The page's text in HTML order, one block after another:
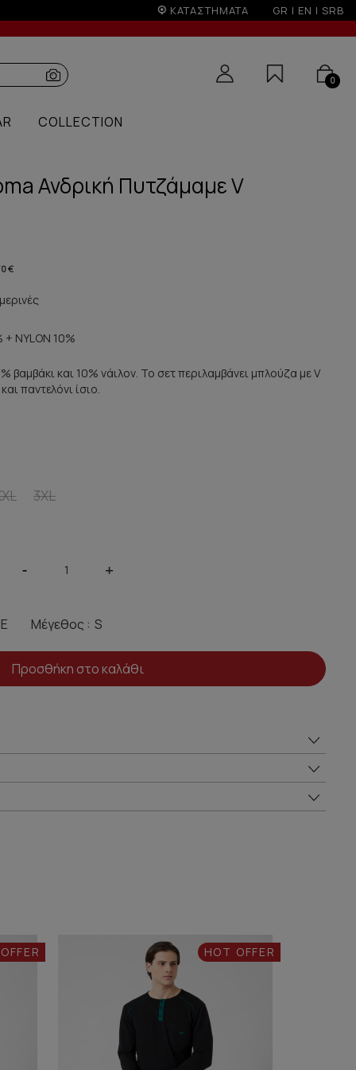
ΚΑΤΑΣΤΗΜΑΤΑ GR | EN | SRB
0
COLLECTION
Ανδρική Πυτζάμαμε V
€
+ NYLON 10%
βαμβάκι και 10% νάιλον. Το σετ περιλαμβάνει μπλούζα με V
παντελόνι ίσιο.
3XL
- +
Μέγεθος :
Προσθήκη στο καλάθι
HOT OFFER